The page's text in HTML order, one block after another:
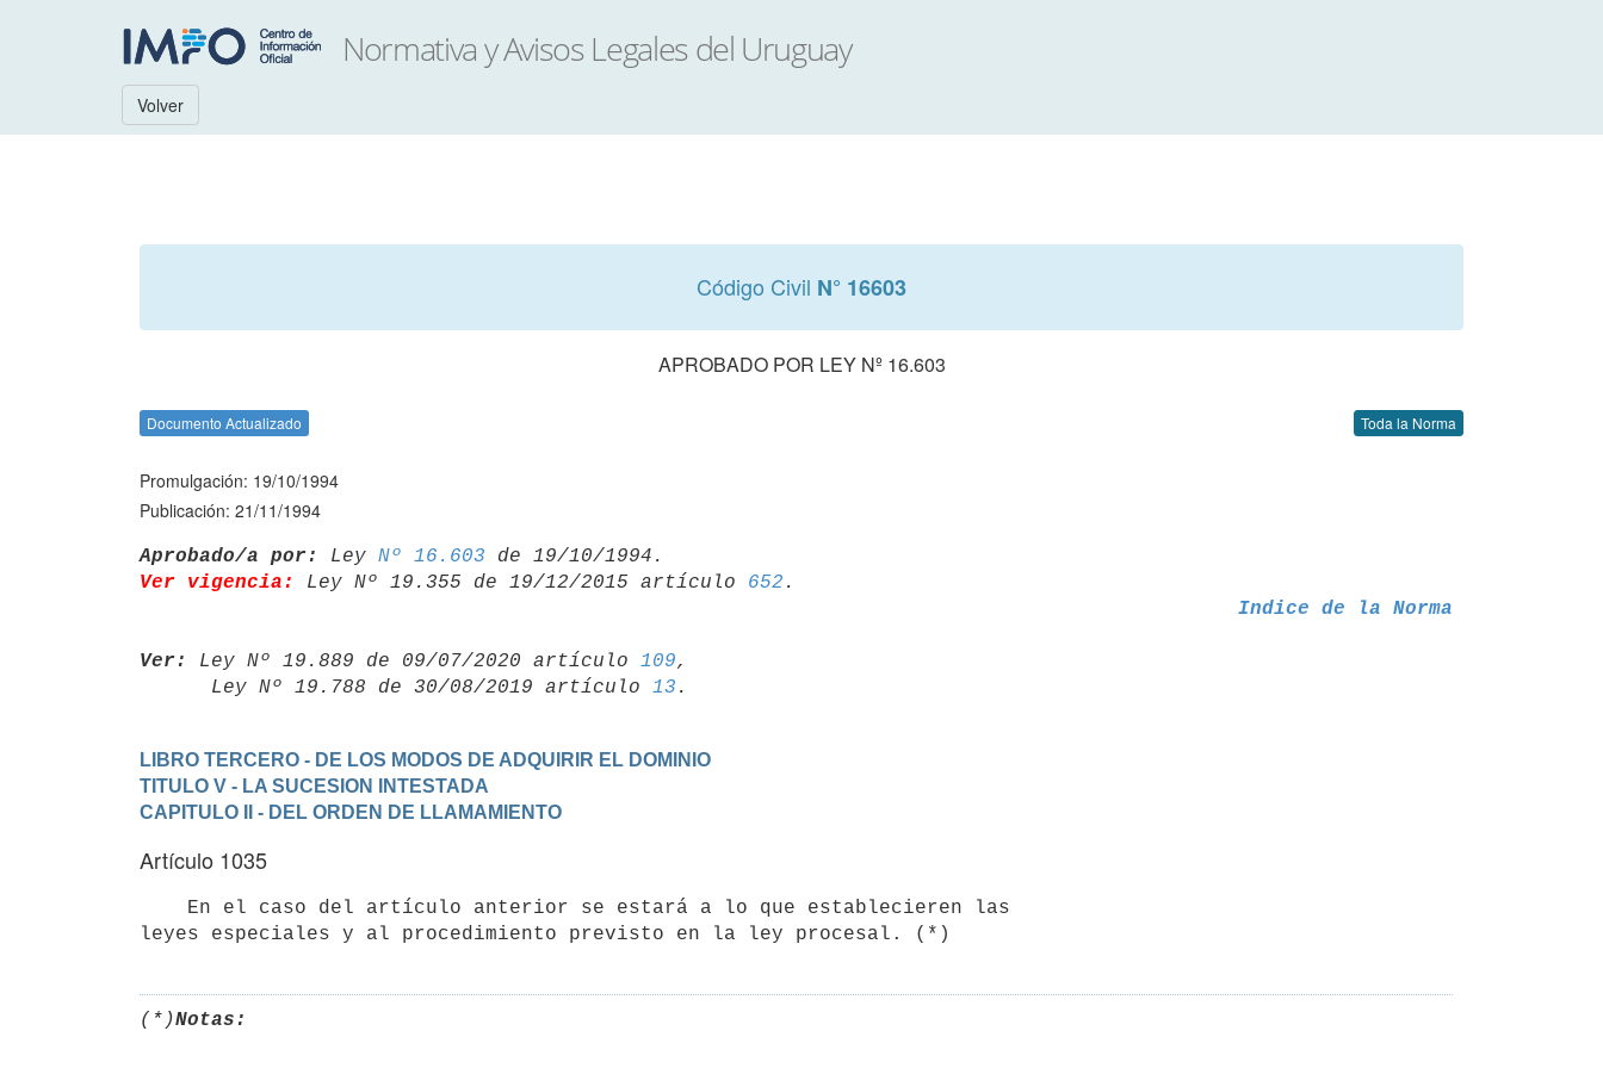
Volver
Código Civil N° 16603
APROBADO POR LEY Nº 16.603
Documento Actualizado Toda la Norma
Promulgación: 19/10/1994
Publicación: 21/11/1994
Aprobado/a por: Ley Nº 16.603
Ver vigencia:
Ley Nº 19.355 de 19/12/2015 artículo 652
Indice de la Norma
Ver: Ley Nº 19.889 de 09/07/2020 artículo 109,
      Ley Nº 19.788 de 30/08/2019 artículo
13
LIBRO TERCERO - DE LOS MODOS DE ADQUIRIR EL DOMINIO
TITULO V - LA SUCESION INTESTADA
CAPITULO II - DEL ORDEN DE LLAMAMIENTO
Artículo 1035
(*)Notas: